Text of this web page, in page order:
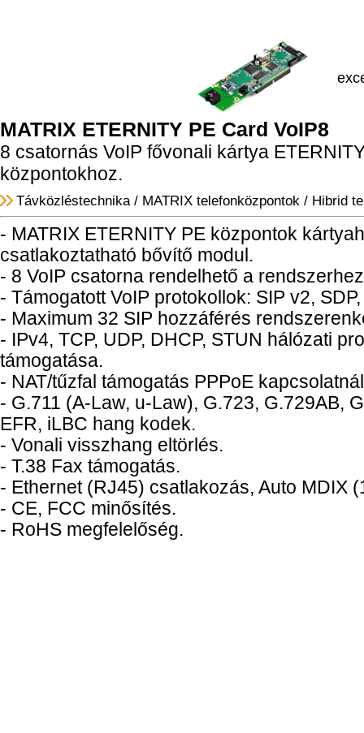
MATRIX ETERNITY PE Card VoIP8
8 csatornás VoIP fővonali kártya
központokhoz.
Távközléstechnika/ MATRIX telefonközpontok / Hibrid
- MATRIX ETERNITY PE központok
csatlakoztatható bővítő modul.
- 8 VoIP csatorna rendelhető a
- Támogatott VoIP protokollok: SIP v2,
- Maximum 32 SIP hozzáférés
- IPv4, TCP, UDP, DHCP, STUN hálózati
támogatása.
- NAT/tűzfal támogatás PPPoE
- G.711 (A-Law, u-Law), G.723, G.729AB,
EFR, iLBC hang kodek.
- Vonali visszhang eltörlés.
- T.38 Fax támogatás.
- Ethernet (RJ45) csatlakozás, Auto MDIX
- CE, FCC minősítés.
- RoHS megfelelőség.